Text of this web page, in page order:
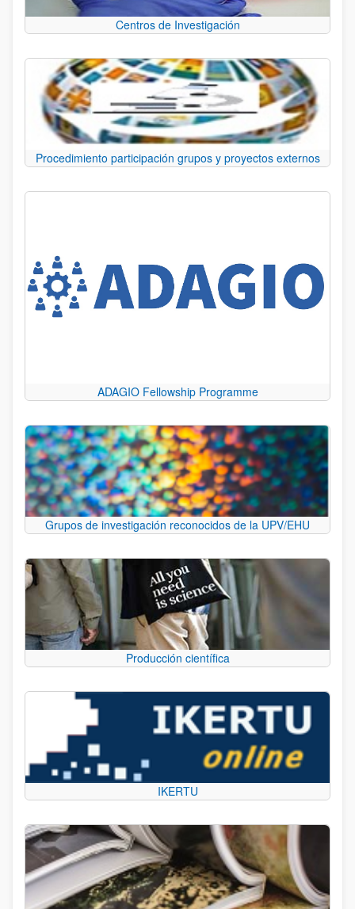
Centros de Investigación
Procedimiento participación grupos y proyectos externos
ADAGIO Fellowship Programme
Grupos de investigación reconocidos de la UPV/EHU
Producción científica
IKERTU